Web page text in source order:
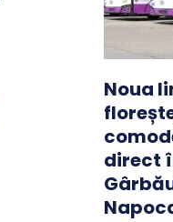
Noua
direct